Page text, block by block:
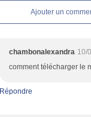
Ajouter un
chambonalexandra 10/
comment télécharger le
Répondre